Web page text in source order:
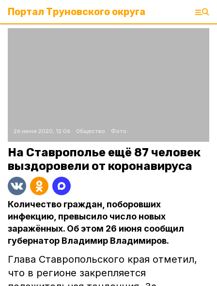
Портал Труновского округа
26 июня 2020, 12:06 Общество Фото:
На Ставрополье ещё 87 человек
выздоровели от коронавируса
Количество граждан, поборовших
инфекцию, превысило число новых
заражённых. Об этом 26 июня сообщил
губернатор Владимир Владимиров.
Глава Ставропольского края отметил,
что в регионе закрепляется